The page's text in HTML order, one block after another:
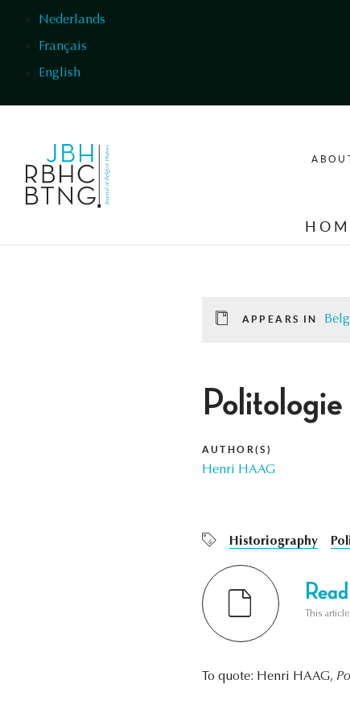
Nederlands
Français
English
APPEARS IN
AUTHOR(S)
Henri HAAG
Historiography
This
To quote: Henri HAAG,